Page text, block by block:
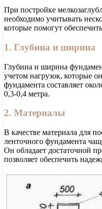
При постройке
необходимо учитывать
которые помогут
1. Глубина и ширина
Глубина и ширина
учетом нагрузок, которые
фундамента составляет
0,3-0,4 метра.
2. Материалы
В качестве материала для
ленточного фундамента
Он обладает достаточной
позволяет обеспечить